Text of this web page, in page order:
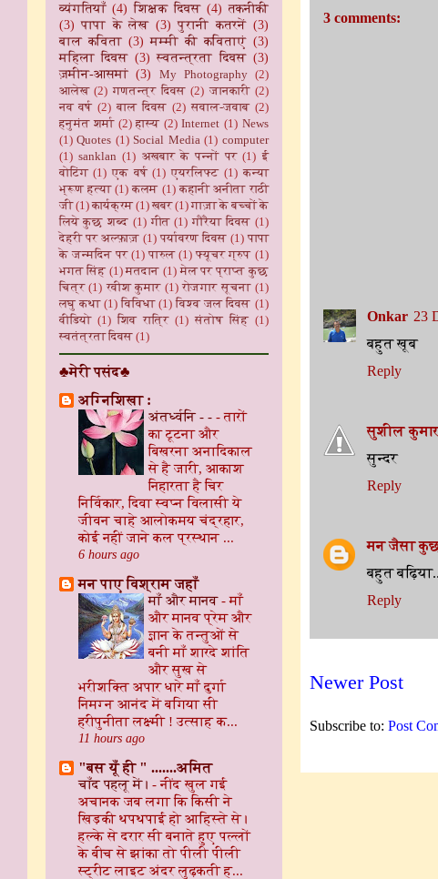
3 comments:
Onkar 23
बहुत खूब
Reply
सुशील
सुन्दर
Reply
मन जैसा
बहुत बढ़िया..
Reply
Newer Post
Subscribe to: Post
व्यंगतियाँ (4) शिक्षक दिवस (4) तकनीकी
(3) पापा के लेख (3) पुरानी कतरनें (3)
बाल कविता (3) मम्मी की कविताएं (3)
महिला दिवस (3) स्वतन्त्रता दिवस (3)
ज़मीन-आसमां (3) My Photography (2)
आलेख (2) गणतन्त्र दिवस (2) जानकारी (2)
नव वर्ष (2) बाल दिवस (2) सवाल-जवाब (2)
हनुमंत शर्मा (2) हास्य (2) Internet (1) News
(1) Quotes (1) Social Media (1) computer
(1) sanklan (1) अखबार के पन्नों पर (1) ई
वोटिंग (1) एक वर्ष (1) एयरलिफ्ट (1) कन्या
भ्रूण हत्या (1) कलम (1) कहानी अनीता राठी
जी (1) कार्यक्रम (1) खबर (1) गाज़ा के बच्चों के
लिये कुछ शब्द (1) गीत (1) गौरैया दिवस (1)
देहरी पर अल्फ़ाज़ (1) पर्यावरण दिवस (1) पापा
के जन्मदिन पर (1) पारुल (1) फ्यूचर ग्रुप (1)
भगत सिंह (1) मतदान (1) मेल पर प्राप्त कुछ
चित्र (1) रवीश कुमार (1) रोजगार सूचना (1)
लघु कथा (1) विविधा (1) विश्व जल दिवस (1)
वीडियो (1) शिव रात्रि (1) संतोष सिंह (1)
स्वतंत्रता दिवस (1)
♣मेरी पसंद♣
अग्निशिखा :
अंतर्ध्वनि - - -तारों
का टूटना और
बिखरना अनादिकाल
से है जारी, आकाश
निहारता है चिर
निर्विकार, दिवा स्वप्न विलासी ये
जीवन चाहे आलोकमय चंद्रहार,
कोई नहीं जाने कल प्रस्थान ...
6 hours ago
मन पाए विश्राम जहाँ
माँ और मानव-माँ
और मानव प्रेम और
ज्ञान के तन्तुओं से
बनी माँ शारदे शांति
और सुख से
भरीशक्ति अपार धारे माँ दुर्गा
निमग्न आनंद में बगिया सी
हरीपुनीता लक्ष्मी ! उत्साह क...
11 hours ago
"बस यूँ ही " .......अमित
चाँद पहलू में। -नींद खुल गई
अचानक जब लगा कि किसी ने
खिड़की थपथपाई हो आहिस्ते से।
हल्के से दरार सी बनाते हुए पल्लों
के बीच से झांका तो पीली पीली
स्ट्रीट लाइट अंदर लुढ़कती ह...